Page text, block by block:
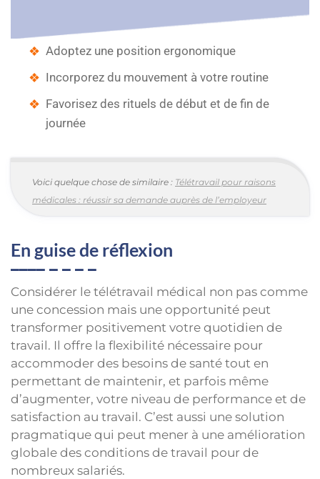
Adoptez une position ergonomique
Incorporez du mouvement à votre routine
Favorisez des rituels de début et de fin de
journée
Voici quelque chose de similaire : Télétravail pour raisons
médicales : réussir sa demande auprès de l’employeur
En guise de réflexion
Considérer le télétravail médical non pas comme
une concession mais une opportunité peut
transformer positivement votre quotidien de
travail. Il offre la flexibilité nécessaire pour
accommoder des besoins de santé tout en
permettant de maintenir, et parfois même
d’augmenter, votre niveau de performance et de
satisfaction au travail. C’est aussi une solution
pragmatique qui peut mener à une amélioration
globale des conditions de travail pour de
nombreux salariés.